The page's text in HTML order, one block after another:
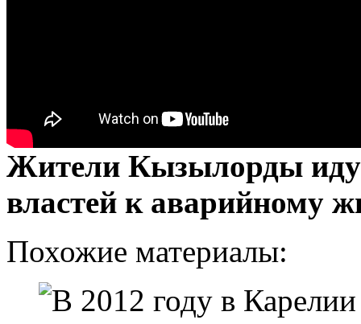
Жители Кызылорды
властей к аварийному
Похожие материалы: